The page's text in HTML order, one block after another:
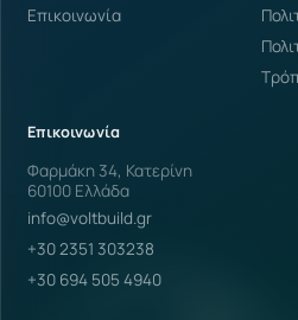
Επικοινωνία
Επικοινωνία
Φαρμάκη 34, Κατερίνη
60100 Ελλάδα
info@voltbuild.gr
+30 2351 303238
+30 694 505 4940